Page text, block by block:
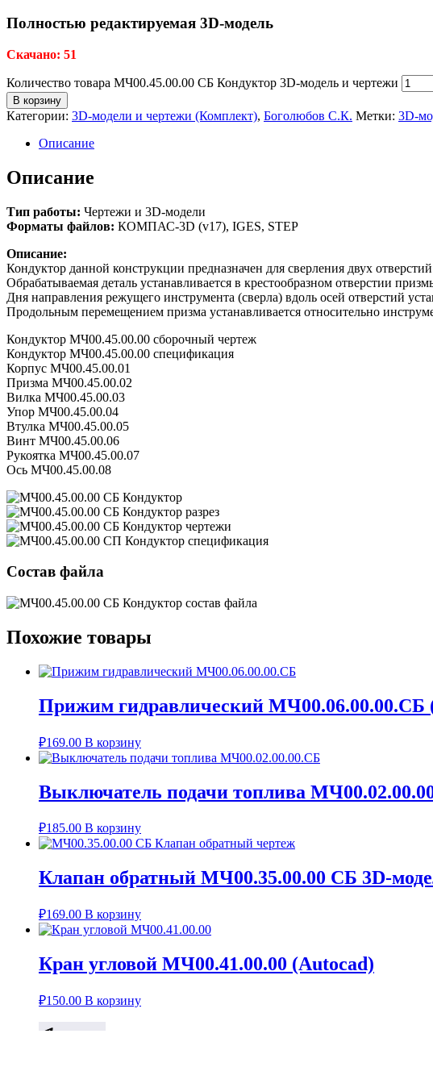
Полностью редактируемая 3D-модель
Скачано: 51
Количество товара МЧ00.45.00.00 СБ Кондуктор 3D-модель и чертежи
В корзину
Категории: 3D-модели и чертежи (Комплект), Боголюбов С.К. Метки: 3D-
Описание
Описание
Тип работы: Чертежи и 3D-модели
Форматы файлов: КОМПАС-3D (v17), IGES, STEP
Описание:
Кондуктор данной конструкции предназначен для сверления двух
Обрабатываемая деталь устанавливается в крестообразном отверстии
Дня направления режущего инструмента (сверла) вдоль осей отверстий
Продольным перемещением призма устанавливается относительно
Кондуктор МЧ00.45.00.00 сборочный чертеж
Кондуктор МЧ00.45.00.00 спецификация
Корпус МЧ00.45.00.01
Призма МЧ00.45.00.02
Вилка МЧ00.45.00.03
Упор МЧ00.45.00.04
Втулка МЧ00.45.00.05
Винт МЧ00.45.00.06
Рукоятка МЧ00.45.00.07
Ось МЧ00.45.00.08
Состав файла
Похожие товары
Прижим гидравлический МЧ00.06.00.00.СБ
₽169.00 В корзину
Выключатель подачи топлива
₽185.00 В корзину
Клапан обратный МЧ00.35.00.00 СБ 3D-
₽169.00 В корзину
Кран угловой МЧ00.41.00.00 (Autocad)
₽150.00 В корзину